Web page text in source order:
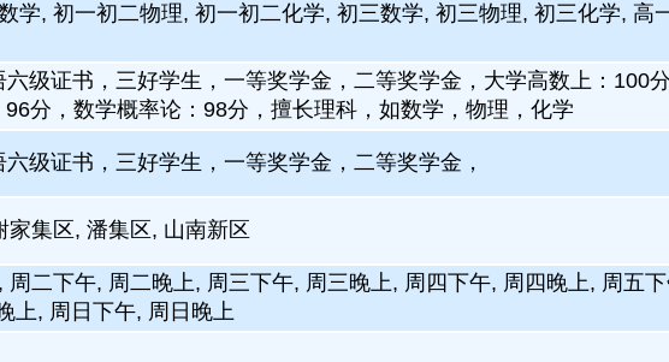
学, 初一初二物理, 初一初二化学, 初三数学, 初三物理, 初三化学, 高
级证书，三好学生，一等奖学金，二等奖学金，大学高数上：100
分，数学概率论：98分，擅长理科，如数学，物理，化学
级证书，三好学生，一等奖学金，二等奖学金，
家集区, 潘集区, 山南新区
周二下午, 周二晚上, 周三下午, 周三晚上, 周四下午, 周四晚上, 周五
上, 周日下午, 周日晚上